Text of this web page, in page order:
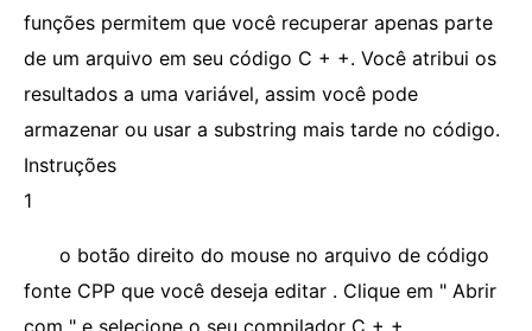
funções permitem que você recuperar apenas parte
de um arquivo em seu código C + +. Você atribui os
resultados a uma variável, assim você pode
armazenar ou usar a substring mais tarde no código.
Instruções
1
o botão direito do mouse no arquivo de código
fonte CPP que você deseja editar . Clique em " Abrir
com " e selecione o seu compilador C + +.